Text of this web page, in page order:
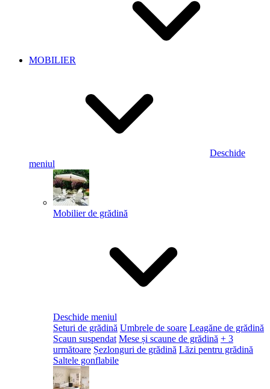
MOBILIER
Deschide
meniul
Mobilier de grădină
Deschide meniul
Seturi de grădină Umbrele de soare Leagăne de grădină
Scaun suspendat Mese și scaune de grădină + 3
următoare Șezlonguri de grădină Lăzi pentru grădină
Saltele gonflabile